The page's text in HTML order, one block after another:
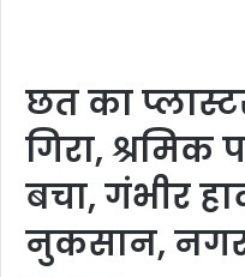
छत का
गिरा, श्रमिक
बचा, गंभीर
नुकसान, नगर